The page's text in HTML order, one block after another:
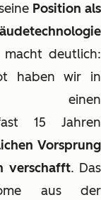
Position als
macht deutlich:
haben wir in
einen
15 Jahren
Vorsprung
verschafft. Das
aus der